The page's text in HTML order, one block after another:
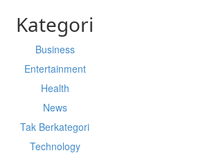
Kategori
Business
Entertainment
Health
News
Tak Berkategori
Technology